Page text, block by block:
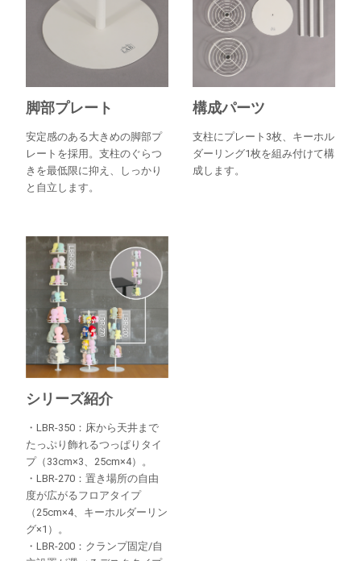
脚部プレート
安定感のある大きめの脚部プ
レートを採用。支柱のぐらつ
きを最低限に抑え、しっかり
と自立します。
構成パーツ
支柱にプレート3枚、キーホル
ダーリング1枚を組み付けて構
成します。
シリーズ紹介
・LBR-350：床から天井まで
たっぷり飾れるつっぱりタイ
プ（33cm×3、25cm×4）。
・LBR-270：置き場所の自由
度が広がるフロアタイプ
（25cm×4、キーホルダーリン
グ×1）。
・LBR-200：クランプ固定/自